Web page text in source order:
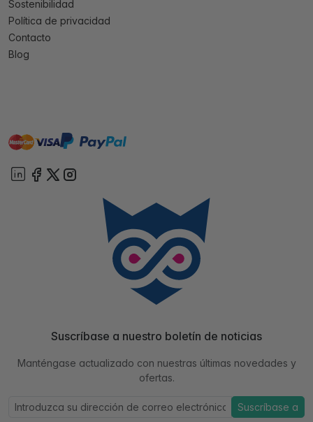
Sostenibilidad
Política de privacidad
Contacto
Blog
mastervisa paypal
Suscríbase a nuestro boletín de noticias
Manténgase actualizado con nuestras últimas novedades y
ofertas.
Suscríbase a